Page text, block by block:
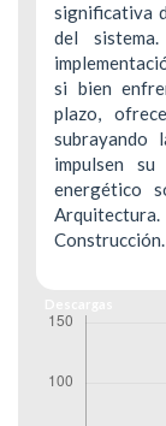
significativa
del sistema.
si bien
plazo,
subrayando
impulsen
energético
Construcción.